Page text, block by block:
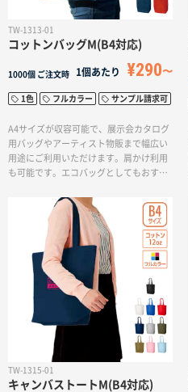
ご注文の流れ
お見積書の作成方法
データ入稿ガイド
再注文について
よくあるご質問
名入れグループサイト
TW-1313-01
コットンバッグM(B4対応)
1000個 ご注文時 1個あたり ¥290
1色 フルカラー サンプル請求可
A4サイズが収容可能で、展示会カタログ
用バッグやアーティスト物販まで幅広い
用途にご利用いただけます。肩かけ利用
も可能です。エコバッグとしてもおすす
けますが、手触りがよく、最薄（4オンス
程度）ならではの柔らかさが特徴です。印
刷方法も単色からフルカラー印刷まで対
応しており、お好みのデザインでオリジ
ナルトートバッグを作成出来ます。
TW-1315-01
キャンバストートM(B4対応)